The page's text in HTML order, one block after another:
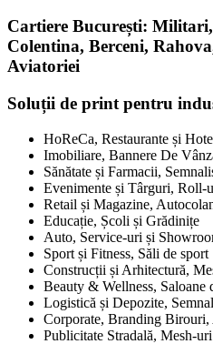
Cartiere București:
Colentina, Berceni,
Aviatoriei
Soluții de print pentru
HoReCa, Restaurante și
Imobiliare, Bannere De
Sănătate și Farmacii,
Evenimente și Târguri, Roll-
Retail și Magazine,
Educație, Școli și Grădinițe
Auto, Service-uri și
Sport și Fitness, Săli de sport
Construcții și Arhitectură,
Beauty & Wellness, Saloane
Logistică și Depozite,
Corporate, Branding Birouri,
Publicitate Stradală, Mesh-